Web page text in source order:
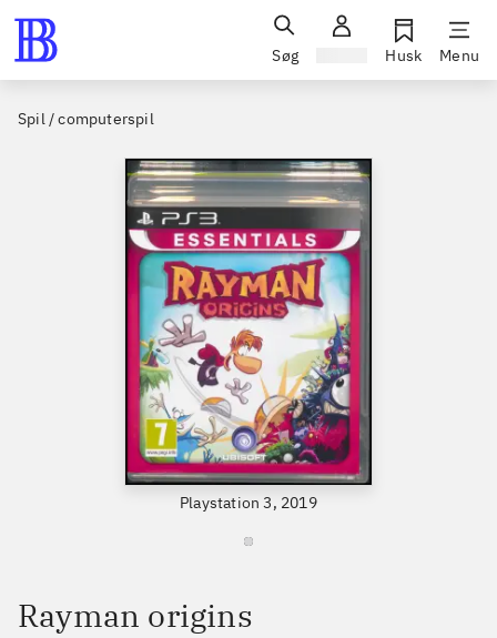
Søg Husk Menu
Spil / computerspil
Playstation 3, 2019
Rayman origins